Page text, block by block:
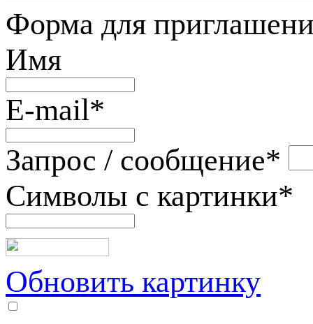
Форма для
Имя
E-mail*
Запрос / сообщение*
Символы с картинки*
Обновить картинку